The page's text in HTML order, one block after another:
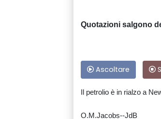
Quotazioni salgono
Ascoltare
Il petrolio è in rialzo a
O.M.Jacobs--JdB